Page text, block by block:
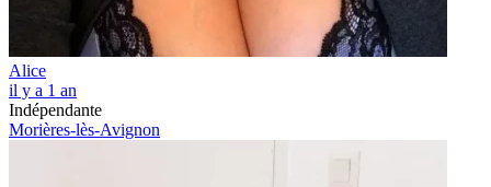
Alice
il y a 1 an
Indépendante
Morières-lès-Avignon